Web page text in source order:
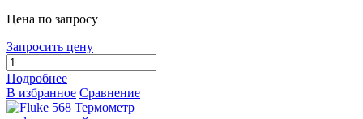
Цена по запросу
Запросить цену
Подробнее
В избранное Сравнение